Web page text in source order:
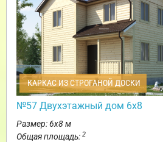
КАРКАС ИЗ СТРОГАНОЙ ДОСКИ
№57 Двухэтажный дом 6х8
Размер: 6х8 м
Общая площадь: 2